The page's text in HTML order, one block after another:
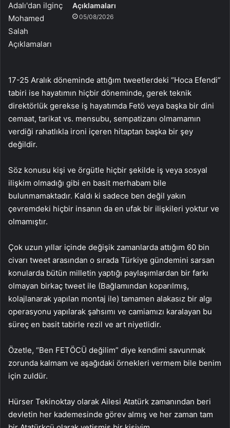
Açıklamaları
05/08/2026
17-25 Aralık döneminde attığım tweetlerdeki “Hoca Efendi”
tabiri ise hayatımın hiçbir döneminde, gerek teknik
direktörlük gerekse iş hayatımda Fetö veya başka bir dini
cemaat, tarikat vs. mensubu, sempatizanı olmamamın
verdiği rahatlıkla ironi içeren hitaptan başka bir şey
değildir.
Söz konusu kişi ve örgütle hiçbir şekilde iş veya sosyal
ilişkim olmadığı gibi en basit merhabam bile
bulunmamaktadır. Kaldı ki sadece ben değil yakın
çevremdeki hiçbir insanın da en ufak bir ilişkileri yoktur ve
olmamıştır.
Çok uzun yıllar içinde değişik zamanlarda attığım 60 bin
civarı tweet arasından o sırada Türkiye gündemini sarsan
konularda bütün milletin yaptığı paylaşımlardan bir farkı
olmayan birkaç tweet ile (Bağlamından koparılmış,
kolajlanarak yapılan montaj ile) tamamen alakasız bir algı
operasyonu yapılarak şahsımı ve camiamızı karalayan bu
süreç en basit tabirle rezil ve art niyetlidir.
Özetle, “Ben FETÖCÜ değilim” diye kendimi savunmak
zorunda kalmam ve aşağıdaki örnekleri vermem bile benim
için zuldür.
Hürser Tekinoktay olarak Ailesi Atatürk zamanından beri
devletin her kademesinde görev almış ve her zaman tam